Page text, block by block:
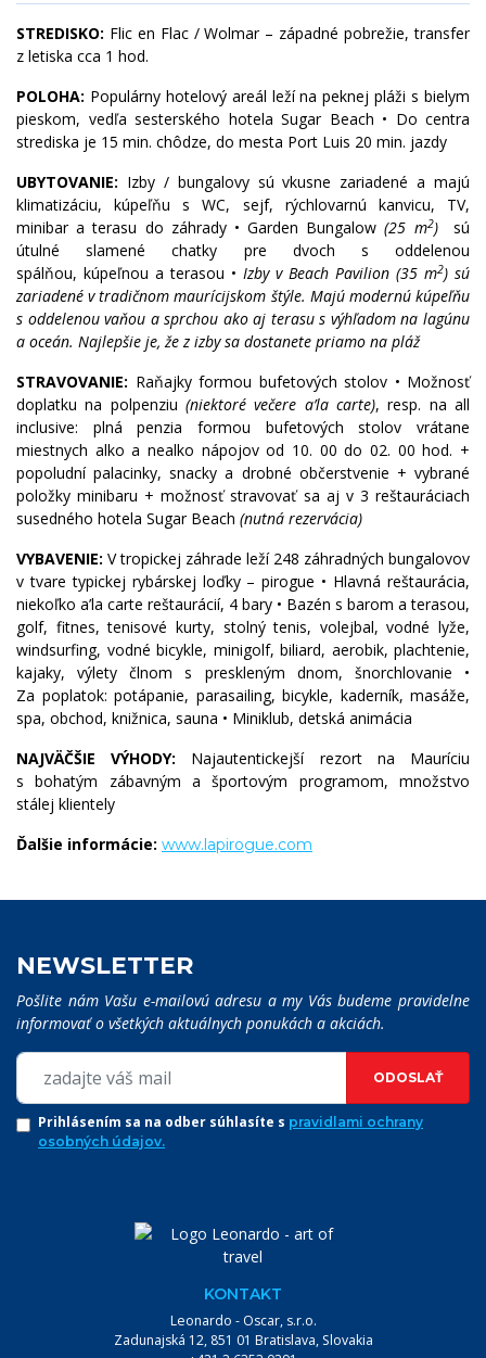
VYHĽADÁVANIE:
STREDISKO: Flic en Flac / Wolmar – západné pobrežie, transfer
z letiska cca 1 hod.
POLOHA: Populárny hotelový areál leží na peknej pláži s bielym
pieskom, vedľa sesterského hotela Sugar Beach • Do centra
strediska je 15 min. chôdze, do mesta Port Luis 20 min. jazdy
UBYTOVANIE: Izby / bungalovy sú vkusne zariadené a majú
klimatizáciu, kúpeľňu s WC, sejf, rýchlovarnú kanvicu, TV,
minibar a terasu do záhrady • Garden Bungalow(25 m2)sú
útulné slamené chatky pre dvoch s oddelenou
spálňou, kúpeľnou a terasou • Izby v Beach Pavilion (35 m2) sú
zariadené v tradičnom maurícijskom štýle. Majú modernú kúpeľňu
s oddelenou vaňou a sprchou ako aj terasu s výhľadom na lagúnu
a oceán. Najlepšie je, že z izby sa dostanete priamo na pláž
STRAVOVANIE: Raňajky formou bufetových stolov • Možnosť
doplatku na polpenziu (niektoré večere a’la carte), resp. na all
inclusive: plná penzia formou bufetových stolov vrátane
miestnych alko a nealko nápojov od 10. 00 do 02. 00 hod. +
popoludní palacinky, snacky a drobné občerstvenie + vybrané
položky minibaru + možnosť stravovať sa aj v 3 reštauráciach
susedného hotela Sugar Beach (nutná rezervácia)
VYBAVENIE: V tropickej záhrade leží 248 záhradných bungalovov
v tvare typickej rybárskej loďky – pirogue • Hlavná reštaurácia,
niekoľko a’la carte reštaurácií, 4 bary • Bazén s barom a terasou,
golf, fitnes, tenisové kurty, stolný tenis, volejbal, vodné lyže,
windsurfing, vodné bicykle, minigolf, biliard, aerobik, plachtenie,
kajaky, výlety člnom s preskleným dnom, šnorchlovanie •
Za poplatok: potápanie, parasailing, bicykle, kaderník, masáže,
spa, obchod, knižnica, sauna • Miniklub, detská animácia
NAJVÄČŠIE VÝHODY: Najautentickejší rezort na Mauríciu
s bohatým zábavným a športovým programom, množstvo
stálej klientely
Ďalšie informácie: www.lapirogue.com
NEWSLETTER
Pošlite nám Vašu e-mailovú adresu a my Vás budeme pravidelne
informovať o všetkých aktuálnych ponukách a akciách.
ODOSLAŤ
Prihlásením sa na odber súhlasíte s pravidlami ochrany
osobných údajov.
KONTAKT
Leonardo - Oscar, s.r.o.
Zadunajská 12, 851 01 Bratislava, Slovakia